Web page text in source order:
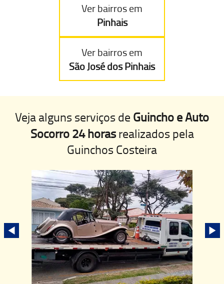
Ver bairros em
Pinhais
Ver bairros em
São José dos Pinhais
Veja alguns serviços de Guincho e Auto
Socorro 24 horasrealizados pela
Guinchos Costeira